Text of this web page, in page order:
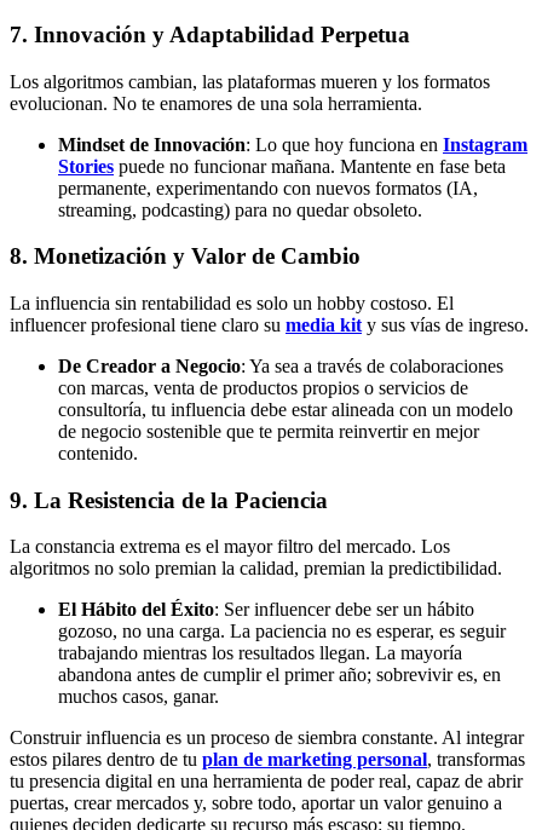
7. Innovación y Adaptabilidad Perpetua
Los algoritmos cambian, las plataformas mueren y los formatos
evolucionan. No te enamores de una sola herramienta.
Mindset de Innovación: Lo que hoy funciona en Instagram
Stories puede no funcionar mañana. Mantente en fase beta
permanente, experimentando con nuevos formatos (IA,
streaming, podcasting) para no quedar obsoleto.
8. Monetización y Valor de Cambio
La influencia sin rentabilidad es solo un hobby costoso. El
influencer profesional tiene claro su media kit y sus vías de ingreso.
De Creador a Negocio: Ya sea a través de colaboraciones
con marcas, venta de productos propios o servicios de
consultoría, tu influencia debe estar alineada con un modelo
de negocio sostenible que te permita reinvertir en mejor
contenido.
9. La Resistencia de la Paciencia
La constancia extrema es el mayor filtro del mercado. Los
algoritmos no solo premian la calidad, premian la predictibilidad.
El Hábito del Éxito: Ser influencer debe ser un hábito
gozoso, no una carga. La paciencia no es esperar, es seguir
trabajando mientras los resultados llegan. La mayoría
abandona antes de cumplir el primer año; sobrevivir es, en
muchos casos, ganar.
Construir influencia es un proceso de siembra constante. Al integrar
estos pilares dentro de tu plan de marketing personal, transformas
tu presencia digital en una herramienta de poder real, capaz de abrir
puertas, crear mercados y, sobre todo, aportar un valor genuino a
quienes deciden dedicarte su recurso más escaso: su tiempo.